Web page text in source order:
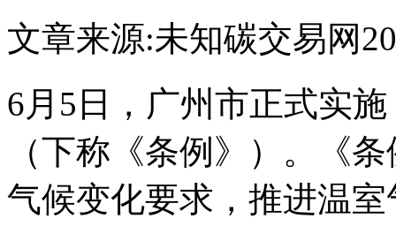
文章来源:未知碳交易网
6月5日，广州市正式实
（下称《条例》）。《
气候变化要求，推进温